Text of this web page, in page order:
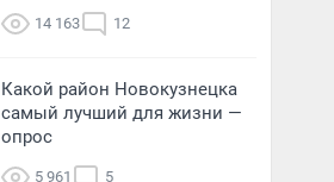
14 163 12
Какой район Новокузнецка
самый лучший для жизни —
опрос
5 961 5